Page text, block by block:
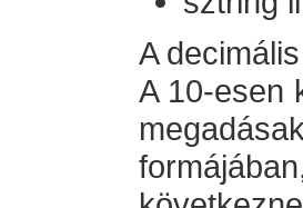
A
A 10-esen